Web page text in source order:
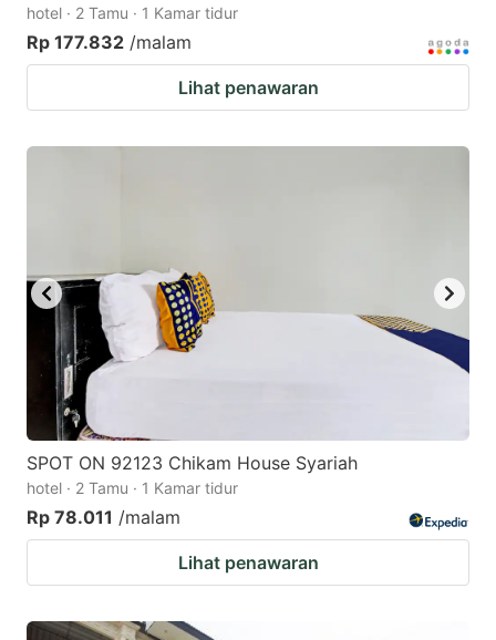
hotel · 2 Tamu · 1 Kamar tidur
Rp 177.832 /malam
Lihat penawaran
SPOT ON 92123 Chikam House Syariah
hotel · 2 Tamu · 1 Kamar tidur
Rp 78.011 /malam
Lihat penawaran